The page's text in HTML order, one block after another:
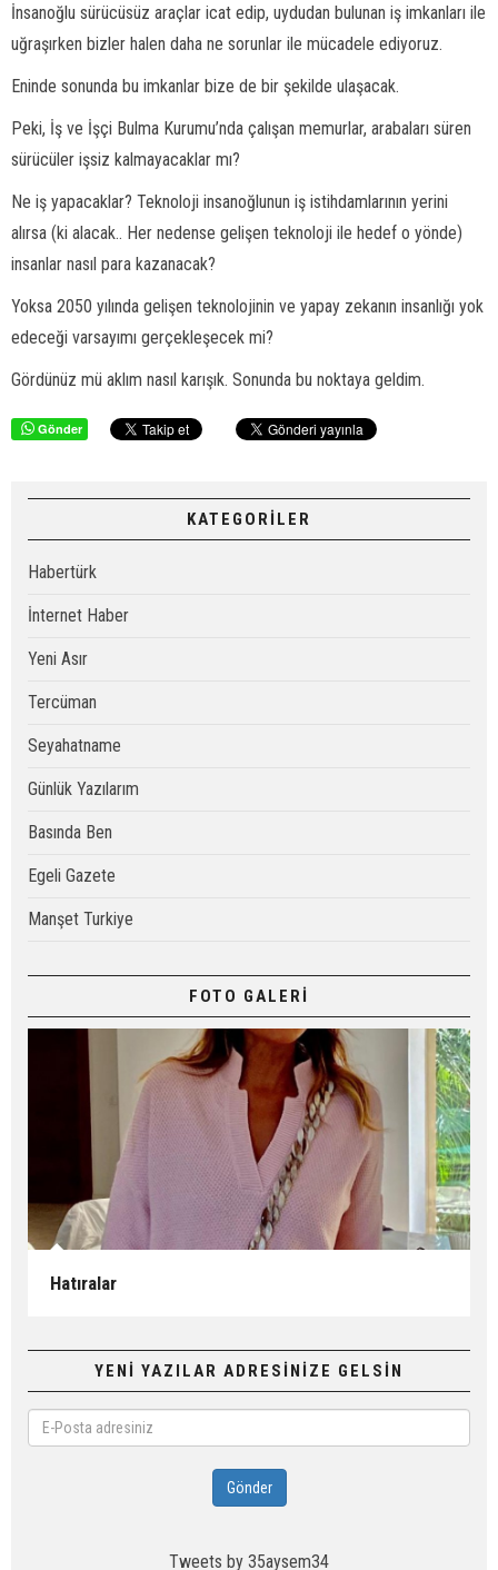
İnsanoğlu sürücüsüz araçlar icat edip, uydudan bulunan iş imkanları ile
uğraşırken bizler halen daha ne sorunlar ile mücadele ediyoruz.
Eninde sonunda bu imkanlar bize de bir şekilde ulaşacak.
Peki, İş ve İşçi Bulma Kurumu’nda çalışan memurlar, arabaları süren
sürücüler işsiz kalmayacaklar mı?
Ne iş yapacaklar? Teknoloji insanoğlunun iş istihdamlarının yerini
alırsa (ki alacak.. Her nedense gelişen teknoloji ile hedef o yönde)
insanlar nasıl para kazanacak?
Yoksa 2050 yılında gelişen teknolojinin ve yapay zekanın insanlığı yok
edeceği varsayımı gerçekleşecek mi?
Gördünüz mü aklım nasıl karışık. Sonunda bu noktaya geldim.
Gönder
KATEGORİLER
Habertürk
İnternet Haber
Yeni Asır
Tercüman
Seyahatname
Günlük Yazılarım
Basında Ben
Egeli Gazete
Manşet Turkiye
FOTO GALERİ
Hatıralar
YENİ YAZILAR ADRESİNİZE GELSİN
Posta
adresiniz
Gönder
Tweets by 35aysem34